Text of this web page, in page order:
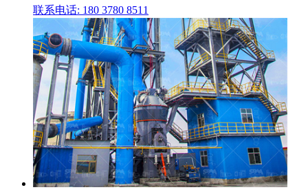
联系电话: 180 3780 8511